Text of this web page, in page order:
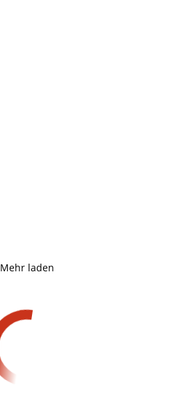
Mehr laden